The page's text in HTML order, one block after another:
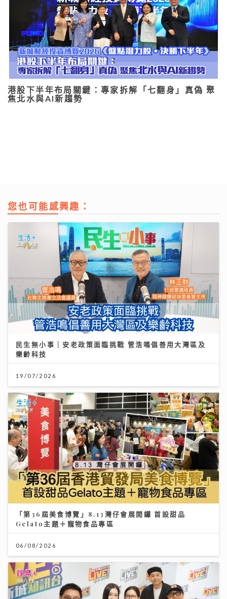
港股下半年布局關鍵：專家拆解「七翻身」真偽 聚
焦北水與AI新趨勢
您也可能感興趣：
民生無小事｜安老政策面臨挑戰 管浩鳴倡善用大灣區及
樂齡科技
19/07/2026
「第36屆美食博覽」8.13灣仔會展開鑼 首設甜品
Gelato主題＋寵物食品專區
06/08/2026